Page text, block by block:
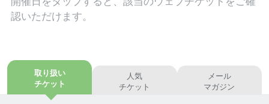
a/
【本社】 鹿児島市東開町13-25 第一東開ビル2階
【荒田支社】鹿児島市荒田1丁目16-7 e-terrace 2F
連絡先▷info@momplus-koj.com
認いただけます。
取り扱い
チケット
人気
チケット
メール
マガジン